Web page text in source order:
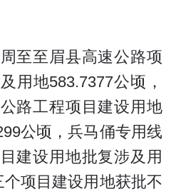
至至眉县高速公路项
用地583.7377公顷，
路工程项目建设用地
公顷，兵马俑专用线
建设用地批复涉及用
项目建设用地获批不